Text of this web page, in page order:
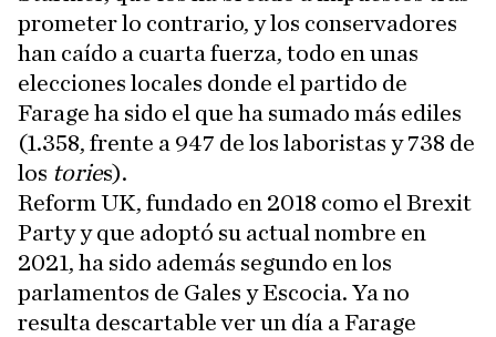
prometer lo contrario, y los conservadores
han caído a cuarta fuerza, todo en unas
elecciones locales donde el partido de
Farage ha sido el que ha sumado más ediles
(1.358, frente a 947 de los laboristas y 738 de
los tories).
Reform UK, fundado en 2018 como el Brexit
Party y que adoptó su actual nombre en
2021, ha sido además segundo en los
parlamentos de Gales y Escocia. Ya no
resulta descartable ver un día a Farage